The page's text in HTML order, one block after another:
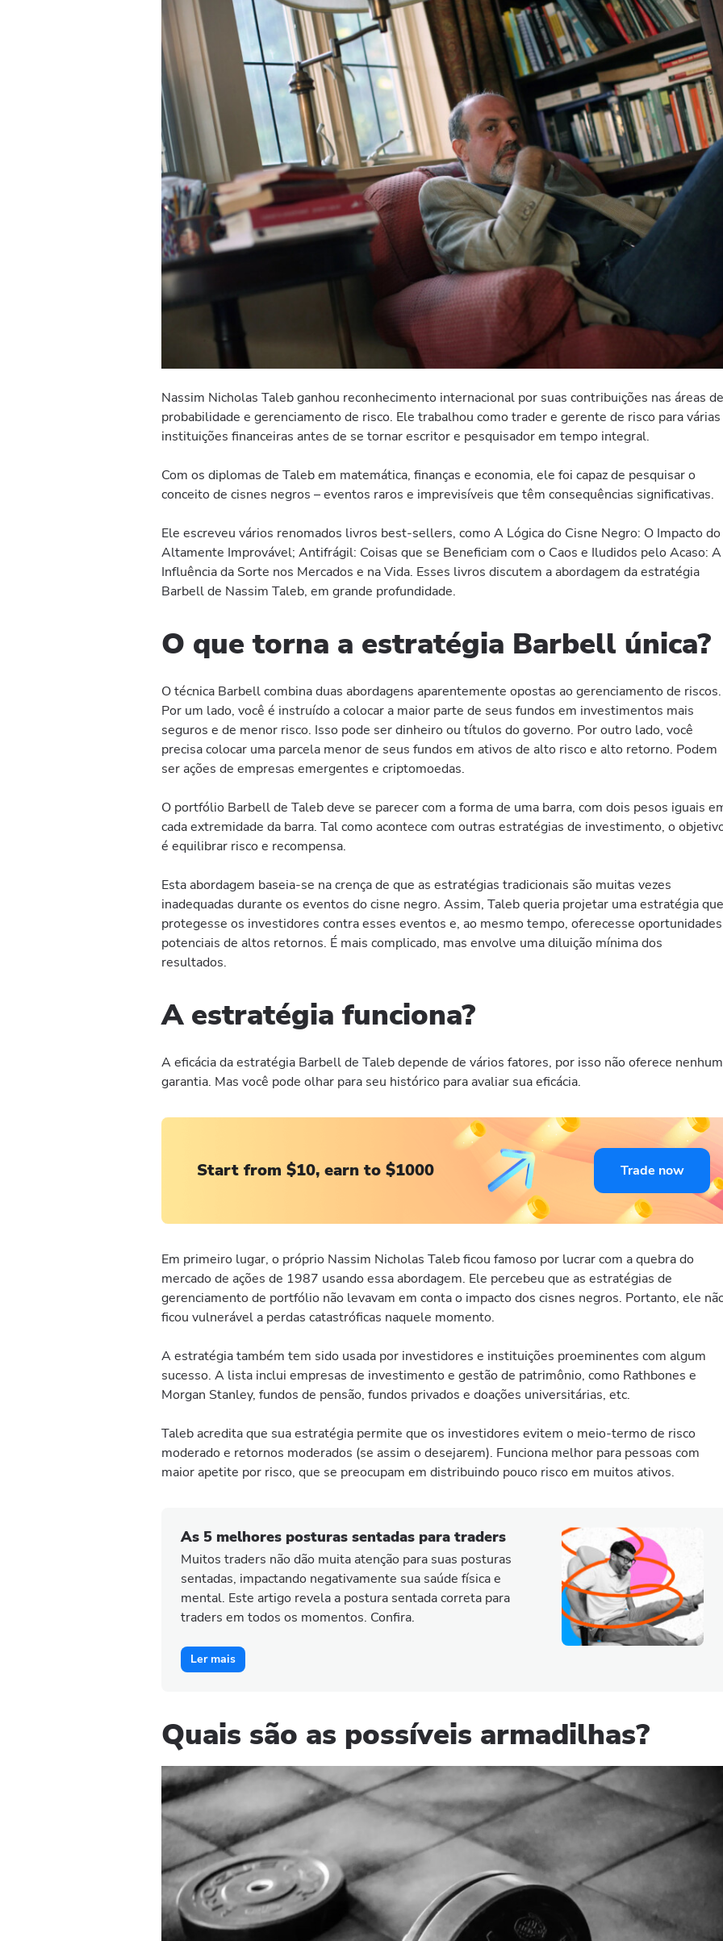
Nassim Nicholas Taleb ganhou reconhecimento internacional por suas contribuições nas áreas de
probabilidade e gerenciamento de risco. Ele trabalhou como trader e gerente de risco para várias
instituições financeiras antes de se tornar escritor e pesquisador em tempo integral.
Com os diplomas de Taleb em matemática, finanças e economia, ele foi capaz de pesquisar o
conceito de cisnes negros – eventos raros e imprevisíveis que têm consequências significativas.
Ele escreveu vários renomados livros best-sellers, como A Lógica do Cisne Negro: O Impacto do
Altamente Improvável; Antifrágil: Coisas que se Beneficiam com o Caos e Iludidos pelo Acaso: A
Influência da Sorte nos Mercados e na Vida. Esses livros discutem a abordagem da estratégia
Barbell de Nassim Taleb, em grande profundidade.
O que torna a estratégia Barbell única?
O técnica Barbell combina duas abordagens aparentemente opostas ao gerenciamento de riscos.
Por um lado, você é instruído a colocar a maior parte de seus fundos em investimentos mais
seguros e de menor risco. Isso pode ser dinheiro ou títulos do governo. Por outro lado, você
precisa colocar uma parcela menor de seus fundos em ativos de alto risco e alto retorno. Podem
ser ações de empresas emergentes e criptomoedas.
O portfólio Barbell de Taleb deve se parecer com a forma de uma barra, com dois pesos iguais
cada extremidade da barra. Tal como acontece com outras estratégias de investimento, o
é equilibrar risco e recompensa.
Esta abordagem baseia-se na crença de que as estratégias tradicionais são muitas vezes
inadequadas durante os eventos do cisne negro. Assim, Taleb queria projetar uma estratégia que
protegesse os investidores contra esses eventos e, ao mesmo tempo, oferecesse oportunidades
potenciais de altos retornos. É mais complicado, mas envolve uma diluição mínima dos
resultados.
A estratégia funciona?
A eficácia da estratégia Barbell de Taleb depende de vários fatores, por isso não oferece
garantia. Mas você pode olhar para seu histórico para avaliar sua eficácia.
Start from $10, earn to $1000 Trade now
Em primeiro lugar, o próprio Nassim Nicholas Taleb ficou famoso por lucrar com a quebra do
mercado de ações de 1987 usando essa abordagem. Ele percebeu que as estratégias de
gerenciamento de portfólio não levavam em conta o impacto dos cisnes negros. Portanto, ele
ficou vulnerável a perdas catastróficas naquele momento.
A estratégia também tem sido usada por investidores e instituições proeminentes com algum
sucesso. A lista inclui empresas de investimento e gestão de patrimônio, como Rathbones e
Morgan Stanley, fundos de pensão, fundos privados e doações universitárias, etc.
Taleb acredita que sua estratégia permite que os investidores evitem o meio-termo de risco
moderado e retornos moderados (se assim o desejarem). Funciona melhor para pessoas com
maior apetite por risco, que se preocupam em distribuindo pouco risco em muitos ativos.
As 5 melhores posturas sentadas para traders
Muitos traders não dão muita atenção para suas posturas
sentadas, impactando negativamente sua saúde física e
mental. Este artigo revela a postura sentada correta para
traders em todos os momentos. Confira.
Ler mais
Quais são as possíveis armadilhas?